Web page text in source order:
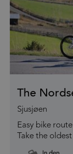
The
Sjusjøen
Easy bike
Take the